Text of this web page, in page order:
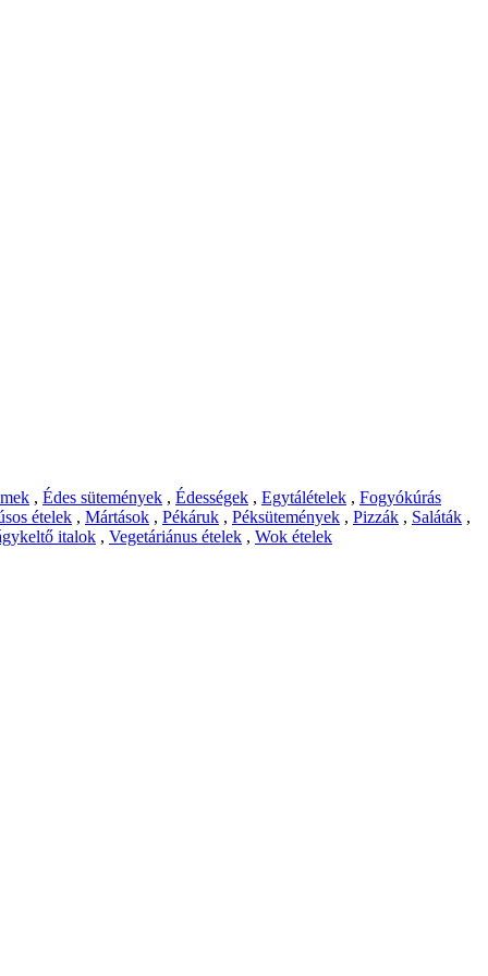
, Édes sütemények , Édességek , Egytálételek , Fogyókúrás
ételek , Mártások , Pékáruk , Péksütemények , Pizzák , Saláták ,
italok , Vegetáriánus ételek , Wok ételek